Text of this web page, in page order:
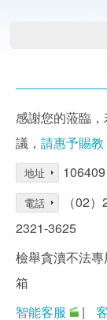
感謝您的蒞臨
議， 請惠予賜教
地址
電話
（02
2321-3625
檢舉貪瀆不法
箱
智能客服
|